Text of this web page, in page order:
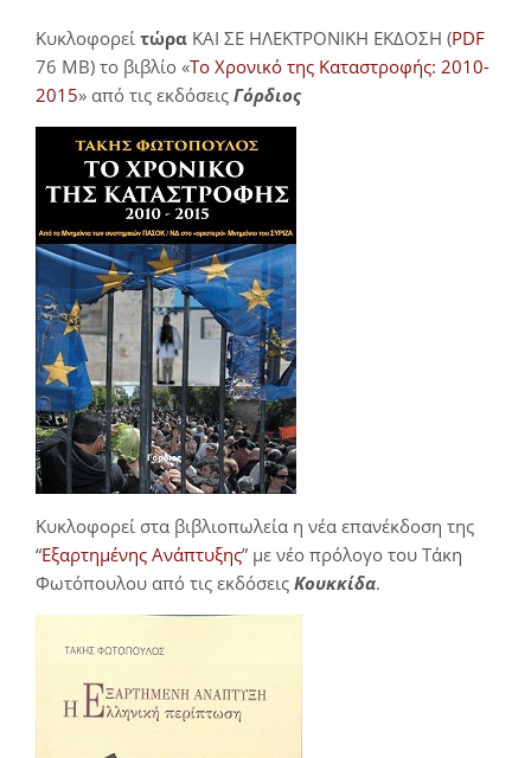
Κυκλοφορεί τώρα ΚΑΙ ΣΕ ΗΛΕΚΤΡΟΝΙΚΗ ΕΚΔΟΣΗ (PDF
76 MB) το βιβλίο «Το Χρονικό της Καταστροφής: 2010-
2015» από τις εκδόσεις Γόρδιος
Κυκλοφορεί στα βιβλιοπωλεία η νέα επανέκδοση της
“Εξαρτημένης Ανάπτυξης” με νέο πρόλογο του Τάκη
Φωτόπουλου από τις εκδόσεις Κουκκίδα.